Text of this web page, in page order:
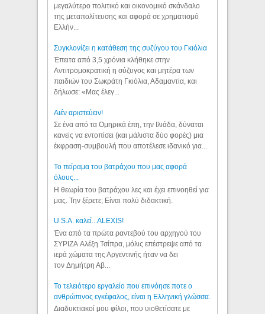
μεγαλύτερο πολιτικό και οικονομικό σκάνδαλο
της μεταπολίτευσης και αφορά σε χρηματισμό
Ελλήν...
Συγκλονίζει η κατάθεση της συζύγου του Γκιόλια
Έπειτα από 3,5 χρόνια κλήθηκε στην
Αντιτρομοκρατική η σύζυγος και μητέρα των
παιδιών του Σωκράτη Γκιόλια, Αδαμαντία, και
δήλωσε: «Μας έλεγ...
Aιέν αριστεύειν!
Σε ένα από τα Ομηρικά έπη, την Ιλιάδα, δύναται
κανείς να εντοπίσει (και μάλιστα δύο φορές) μια
έκφραση-συμβουλή που αποτέλεσε ιδανικό για...
Το πείραμα του βατράχου που μας αφορά
όλους...
Η θεωρία του βατράχου λες και έχει επινοηθεί για
μας. Την ξέρετε; Είναι πολύ διδακτική.
U.S.A. καλεί...ALEXIS!
Ένα από τα πρώτα ραντεβού του αρχηγού του
ΣΥΡΙΖΑ Αλέξη Τσίπρα, μόλις επέστρεψε από τα
ιερά χώματα της Αργεντινής ήταν να δει
τον Δημήτρη Αβ...
Το τελειότερο εργαλείο που επινόησε ποτε ο
ανθρώπινος εγκέφαλος, είναι η Ελληνική γλώσσα.
Διαδυκτιακοί μου φίλοι, που υιοθετίσατε με